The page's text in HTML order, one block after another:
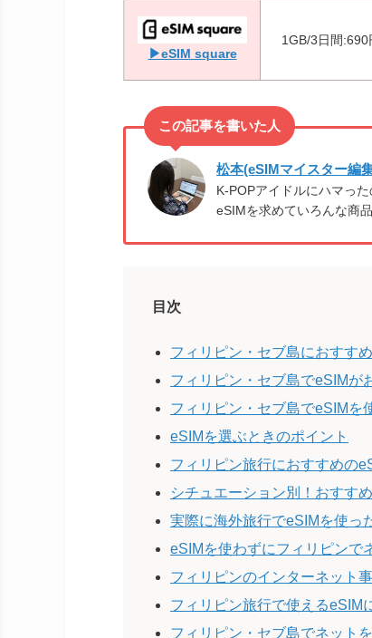
▶eSIM square
1GB/3日間:690
松本(eSIMマイスター編
K-POPアイドルにハマっ
eSIMを求めていろんな商品
目次
フィリピン・セブ島におすす
フィリピン・セブ島でeSIMが
フィリピン・セブ島でeSIMを
eSIMを選ぶときのポイント
フィリピン旅行におすすめの
シチュエーション別！おすす
実際に海外旅行でeSIMを使っ
eSIMを使わずにフィリピンで
フィリピンのインターネット
フィリピン旅行で使えるeSIM
フィリピン・セブ島でネット